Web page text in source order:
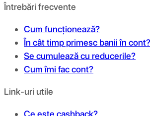
Întrebări frecvente
Cum funcționează?
În cât timp primesc banii în cont?
Se cumulează cu reducerile?
Cum îmi fac cont?
Link-uri utile
Ce este cashback?